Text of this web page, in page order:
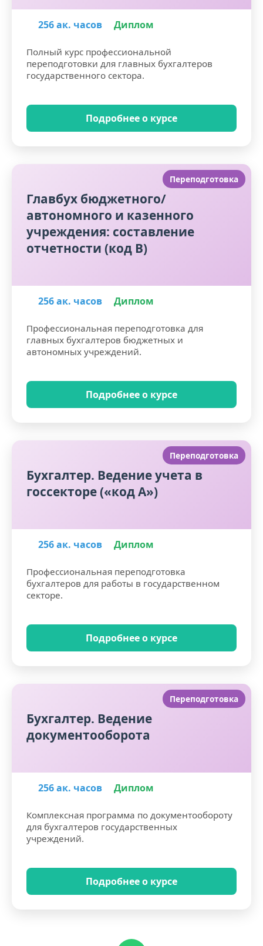
256 ак. часов Диплом
Полный курс профессиональной
переподготовки для главных бухгалтеров
государственного сектора.
Подробнее о курсе
Переподготовка
Главбух бюджетного/
автономного и казенного
учреждения: составление
отчетности (код В)
256 ак. часов Диплом
Профессиональная переподготовка для
главных бухгалтеров бюджетных и
автономных учреждений.
Подробнее о курсе
Переподготовка
Бухгалтер. Ведение учета в
госсекторе («код А»)
256 ак. часов Диплом
Профессиональная переподготовка
бухгалтеров для работы в государственном
секторе.
Подробнее о курсе
Переподготовка
Бухгалтер. Ведение
документооборота
256 ак. часов Диплом
Комплексная программа по документообороту
для бухгалтеров государственных
учреждений.
Подробнее о курсе